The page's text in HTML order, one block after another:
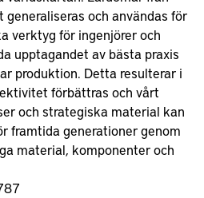
och användas för
verktyg för ingenjörer och
upptagandet av bästa praxis
produktion. Detta resulterar i
förbättras och vårt
och strategiska material kan
framtida generationer genom
material, komponenter och